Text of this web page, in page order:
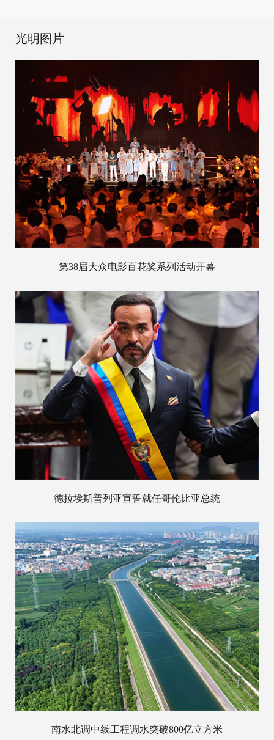
光明图片
第38届大众电影百花奖系列活动开幕
德拉埃斯普列亚宣誓就任哥伦比亚总统
南水北调中线工程调水突破800亿立方米